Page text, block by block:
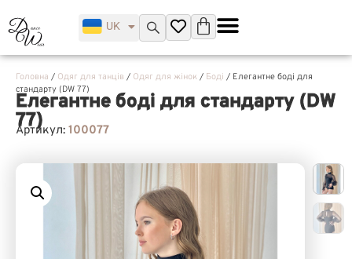
UK
EN
Головна / Одяг для танців / Одяг для жінок / Боді / Елегантне боді для
стандарту (DW 77)
Елегантне боді для стандарту (DW
77)
Артикул: 100077